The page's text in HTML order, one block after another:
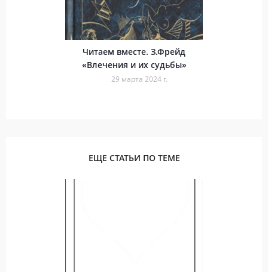
Читаем вместе. З.Фрейд
«Влечения и их судьбы»
29 марта 2024 г.
ЕЩЕ СТАТЬИ ПО ТЕМЕ